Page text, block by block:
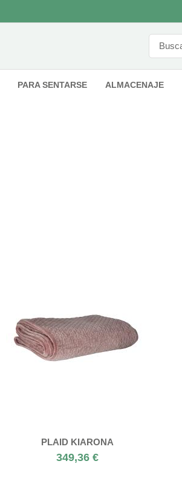
PARA SENTARSE ALMACENAJE
PLAID KIARONA
349,36 €